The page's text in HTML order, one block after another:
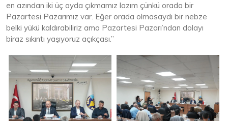
en azından iki üç ayda çıkmamız lazım çünkü orada bir
Pazartesi Pazarımız var. Eğer orada olmasaydı bir nebze
belki yükü kaldırabiliriz ama Pazartesi Pazarı’ndan dolayı
biraz sıkıntı yaşıyoruz açıkçası.”